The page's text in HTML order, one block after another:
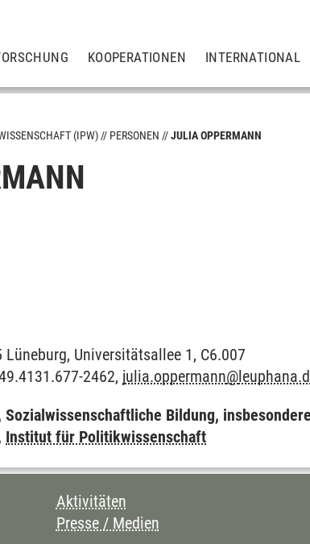
KOOPERATIONEN INTERNATIONAL
(IPW) PERSONEN JULIA OPPERMANN
Lüneburg, Universitätsallee 1, C6.007
2462, julia.oppermann@
Bildung,
Institut für Politikwissenschaft
SEITE
Aktivitäten
Presse / Medien